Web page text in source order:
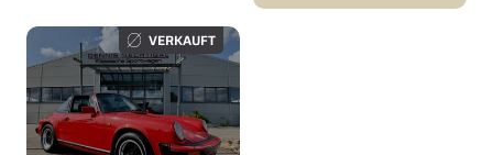
a
l
p
r
e
a
VERKAUFT